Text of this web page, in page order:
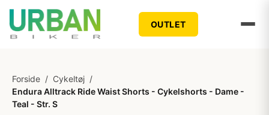
OUTLET
Forside / Cykeltøj /
Endura Alltrack Ride Waist Shorts - Cykelshorts - Dame -
Teal - Str. S